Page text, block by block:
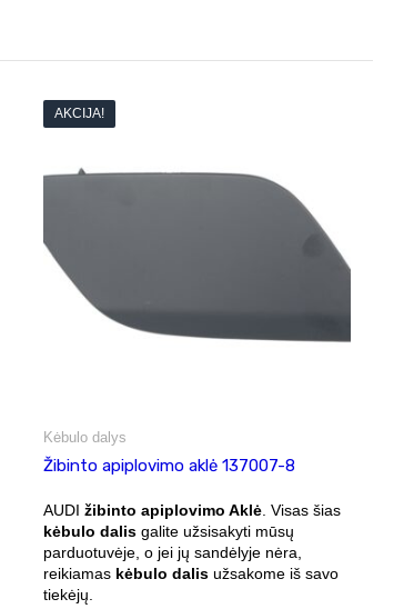
AKCIJA!
Kėbulo dalys
Žibinto apiplovimo aklė 137007-8
AUDI žibinto apiplovimo Aklė. Visas šias
kėbulo dalisgalite užsisakyti mūsų
parduotuvėje, o jei jų sandėlyje nėra,
reikiamas kėbulo dalisužsakome iš savo
tiekėjų.